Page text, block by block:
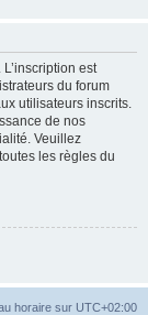
est
du forum
utilisateurs inscrits.
de nos
Veuillez
les règles du
horaire sur UTC+02:00